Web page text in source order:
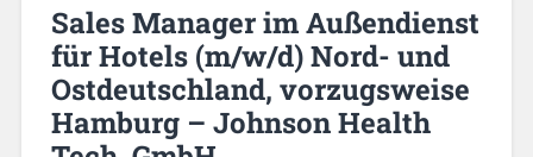
Sales Manager im Außendienst
für Hotels (m/w/d) Nord- und
Ostdeutschland, vorzugsweise
Hamburg – Johnson Health